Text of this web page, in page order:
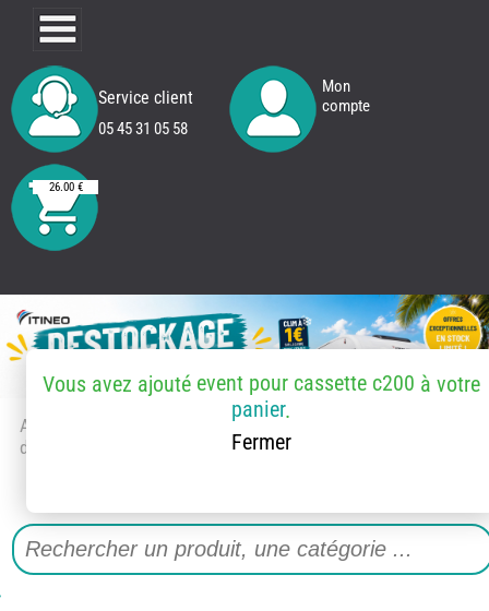
Service client
05 45 31 05 58
Mon
compte
26.00 €
Accueil
> Accessoires et pièces
détachées
Vous avez ajouté event pour cassette c200 à votre
panier.
Fermer